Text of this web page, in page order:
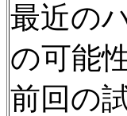
最近の
の可能
前回の